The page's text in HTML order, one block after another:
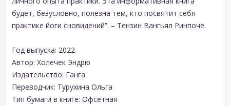
будет, безусловно, полезна тем, кто посвятит себя
практике йоги сновидений”. – Тензин Вангьял Ринпоче.
Год выпуска: 2022
Автор: Холечек Эндрю
Издательство: Ганга
Переводчик: Турухина Ольга
Тип бумаги в книге: Офсетная